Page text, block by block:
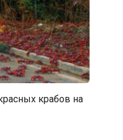
крабов на